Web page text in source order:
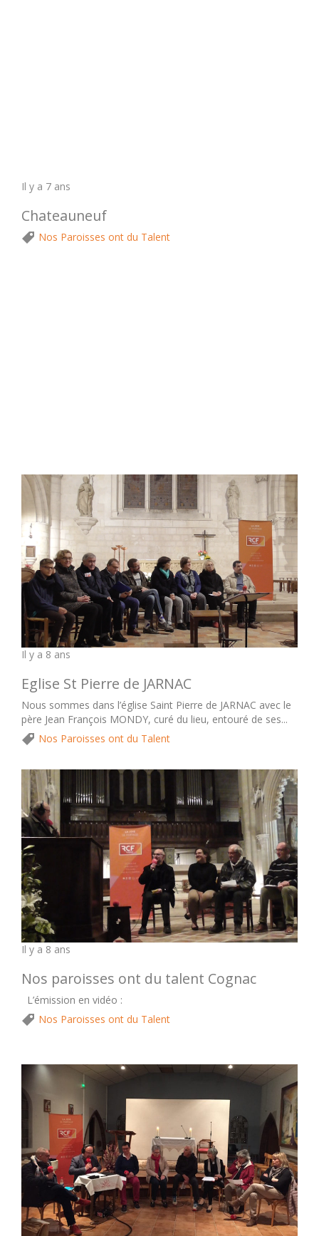
Il y a 7 ans
Chateauneuf
Nos Paroisses ont du Talent
Il y a 8 ans
Eglise St Pierre de JARNAC
Nous sommes dans l’église Saint Pierre de JARNAC avec le
père Jean François MONDY, curé du lieu, entouré de ses...
Nos Paroisses ont du Talent
Il y a 8 ans
Nos paroisses ont du talent Cognac
L’émission en vidéo :
Nos Paroisses ont du Talent